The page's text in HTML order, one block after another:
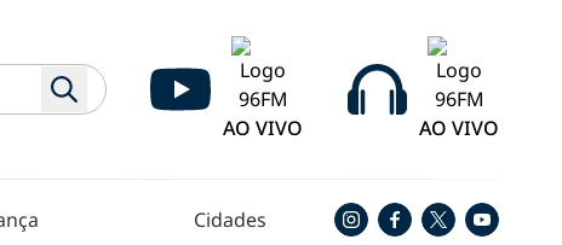
AO VIVO
AO VIVO
Cidades